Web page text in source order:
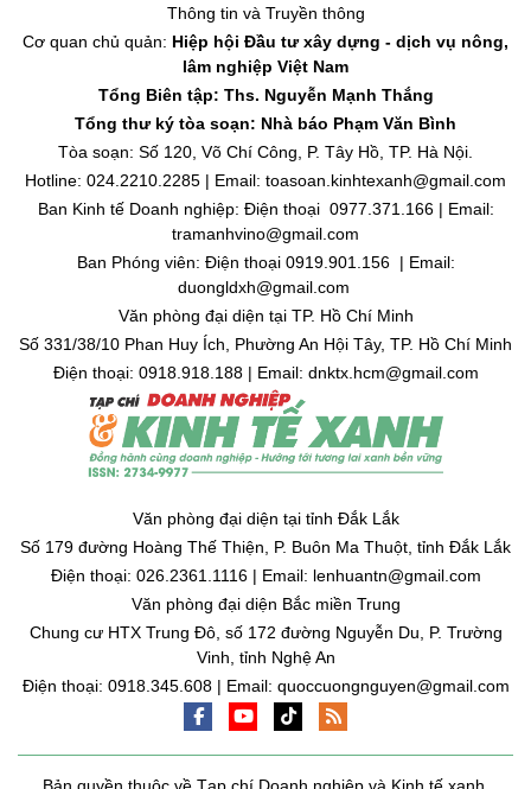
Thông tin và Truyền thông
Cơ quan chủ quản: Hiệp hội Đầu tư xây dựng - dịch vụ nông,
lâm nghiệp Việt Nam
Tổng Biên tập: Ths. Nguyễn Mạnh Thắng
Tổng thư ký tòa soạn: Nhà báo Phạm Văn Bình
Tòa soạn: Số 120, Võ Chí Công, P. Tây Hồ, TP. Hà Nội.
Hotline: 024.2210.2285 | Email: toasoan.kinhtexanh@gmail.com
Ban Kinh tế Doanh nghiệp: Điện thoại 0977.371.166 | Email:
tramanhvino@gmail.com
Ban Phóng viên: Điện thoại 0919.901.156 | Email:
duongldxh@gmail.com
Văn phòng đại diện tại TP. Hồ Chí Minh
Số 331/38/10 Phan Huy Ích, Phường An Hội Tây, TP. Hồ Chí Minh
Điện thoại: 0918.918.188 | Email: dnktx.hcm@gmail.com
Văn phòng đại diện tại tỉnh Đắk Lắk
Số 179 đường Hoàng Thế Thiện, P. Buôn Ma Thuột, tỉnh Đắk Lắk
Điện thoại: 026.2361.1116 | Email: lenhuantn@gmail.com
Văn phòng đại diện Bắc miền Trung
Chung cư HTX Trung Đô, số 172 đường Nguyễn Du, P. Trường
Vinh, tỉnh Nghệ An
Điện thoại: 0918.345.608 | Email: quoccuongnguyen@gmail.com
Bản quyền thuộc về Tạp chí Doanh nghiệp và Kinh tế xanh.